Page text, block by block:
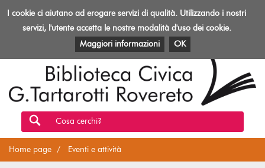
Toggle
Biblioteca
Rovereto
EVENTI E ATTIVITÀ PATRIMONIO E RISORSE
Cosa cerchi?
Home page Eventi e attività
I cookie ci aiutano ad erogare servizi di qualità. Utilizzando i nostri
servizi, l'utente accetta le nostre modalità d'uso dei cookie.
Maggiori informazioni
OK